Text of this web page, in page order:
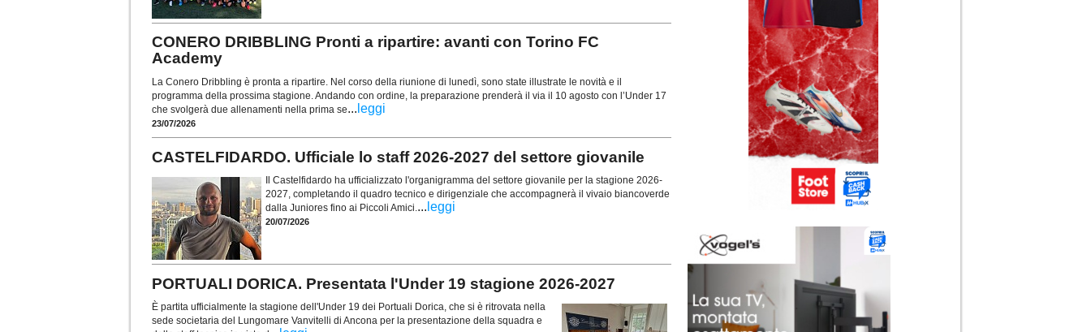
CONERO DRIBBLING Pronti a ripartire: avanti con Torino FC
Academy
La Conero Dribbling è pronta a ripartire. Nel corso della riunione di lunedì, sono state illustrate le novità e il
programma della prossima stagione. Andando con ordine, la preparazione prenderà il via il 10 agosto con l’Under 17
che svolgerà due allenamenti nella prima se... leggi
23/07/2026
CASTELFIDARDO. Ufficiale lo staff 2026-2027 del settore giovanile
Il Castelfidardo ha ufficializzato l'organigramma del settore giovanile per la stagione 2026-
2027, completando il quadro tecnico e dirigenziale che accompagnerà il vivaio biancoverde
dalla Juniores fino ai Piccoli Amici.... leggi
20/07/2026
PORTUALI DORICA. Presentata l'Under 19 stagione 2026-2027
È partita ufficialmente la stagione dell'Under 19 dei Portuali Dorica, che si è ritrovata nella
sede societaria del Lungomare Vanvitelli di Ancona per la presentazione della squadra e